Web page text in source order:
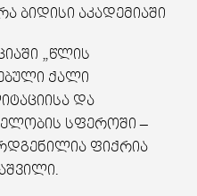
ბიდისი აკადემიაში
„წლის
ქალი
და
სფეროში –
ფიქრია